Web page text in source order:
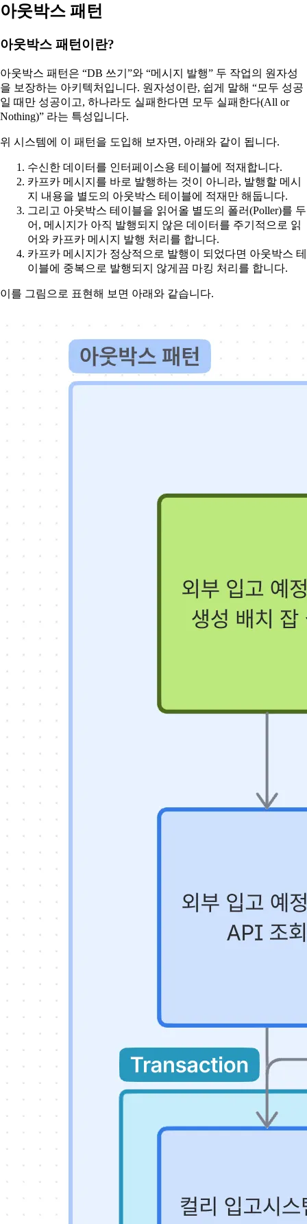
아웃박스 패턴
아웃박스 패턴이란?
아웃박스 패턴은 “DB 쓰기”와 “메시지 발행” 두 작업의 원자성
을 보장하는 아키텍처입니다. 원자성이란, 쉽게 말해 “모두 성공
일 때만 성공이고, 하나라도 실패한다면 모두 실패한다(All or
Nothing)” 라는 특성입니다.
위 시스템에 이 패턴을 도입해 보자면, 아래와 같이 됩니다.
수신한 데이터를 인터페이스용 테이블에 적재합니다.
카프카 메시지를 바로 발행하는 것이 아니라, 발행할 메시
지 내용을 별도의 아웃박스 테이블에 적재만 해둡니다.
그리고 아웃박스 테이블을 읽어올 별도의 폴러(Poller)를 두
어, 메시지가 아직 발행되지 않은 데이터를 주기적으로 읽
어와 카프카 메시지 발행 처리를 합니다.
카프카 메시지가 정상적으로 발행이 되었다면 아웃박스 테
이블에 중복으로 발행되지 않게끔 마킹 처리를 합니다.
이를 그림으로 표현해 보면 아래와 같습니다.